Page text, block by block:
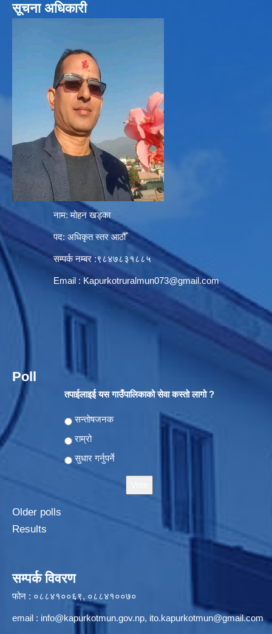
सूचना अधिकारी
नाम: मोहन खड्का
पद: अधिकृत स्तर आठौँ
सम्पर्क नम्बर :९८४७८३१८८५
Email : Kapurkotruralmun073@gmail.com
Poll
तपाईलाइई यस गाउँपालिकाको सेवा कस्ताे लागो ?
Choices
सन्ताेषजनक
राम्रो
सुधार गर्नुपर्ने
Older polls
Results
सम्पर्क विवरण
फोन : ०८८४१००६९, ०८८४१००७०
email : info@kapurkotmun.gov.np, ito.kapurkotmun@gmail.com